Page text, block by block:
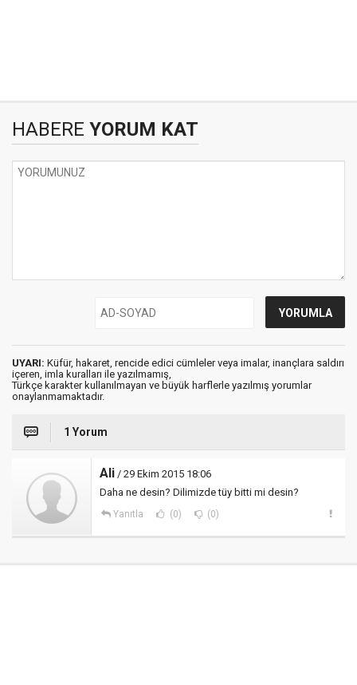
HABERE YORUM KAT
UYARI: Küfür, hakaret, rencide edici cümleler veya imalar, inançlara saldırı
içeren, imla kuralları ile yazılmamış,
Türkçe karakter kullanılmayan ve büyük harflerle yazılmış yorumlar
onaylanmamaktadır.
1 Yorum
Ali / 29 Ekim 2015 18:06
Daha ne desin? Dilimizde tüy bitti mi desin?
Yanıtla (0) (0)